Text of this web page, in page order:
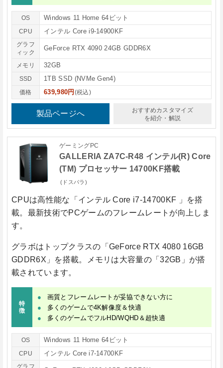
OS Windows 11 Home 64ビット
CPU インテル Core i9-14900KF
グラフ
ィック
GeForce RTX 4090 24GB GDDR6X
メモリ 32GB
SSD 1TB SSD (NVMe Gen4)
価格 639,980円 (税込)
製品ページへ
おすすめカスタマイズ
を紹介・解説
ゲーミングPC
GALLERIA ZA7C-R48 インテル(R) Core
(TM) プロセッサー 14700KF搭載
(ドスパラ)
CPUは高性能な 「インテル Core i7-14700KF 」
を搭
載。最新技術でPCゲームのフレームレートが向上しま
す。
グラボはトップクラスの 「GeForce RTX 4080 16GB
GDDR6X」
を搭載。メモリは大容量の 「32GB」 が搭
載されています。
特
徴
画質とフレームレートが妥協できない方に
多くのゲームで4K解像度＆快適
多くのゲームでフルHD/WQHD＆超快適
OS Windows 11 Home 64ビット
CPU インテル Core i7-14700KF
グラフ